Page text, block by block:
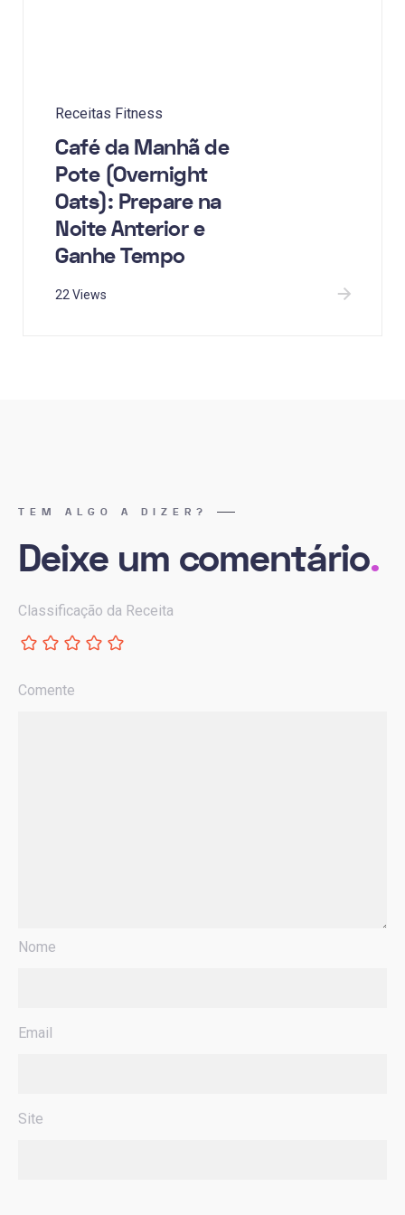
Receitas Fitness
Café da Manhã de
Pote (Overnight
Oats): Prepare na
Noite Anterior e
Ganhe Tempo
22 Views
TEM ALGO A DIZER?
Deixe um comentário.
Classificação da Receita
Comente
Nome
Email
Site